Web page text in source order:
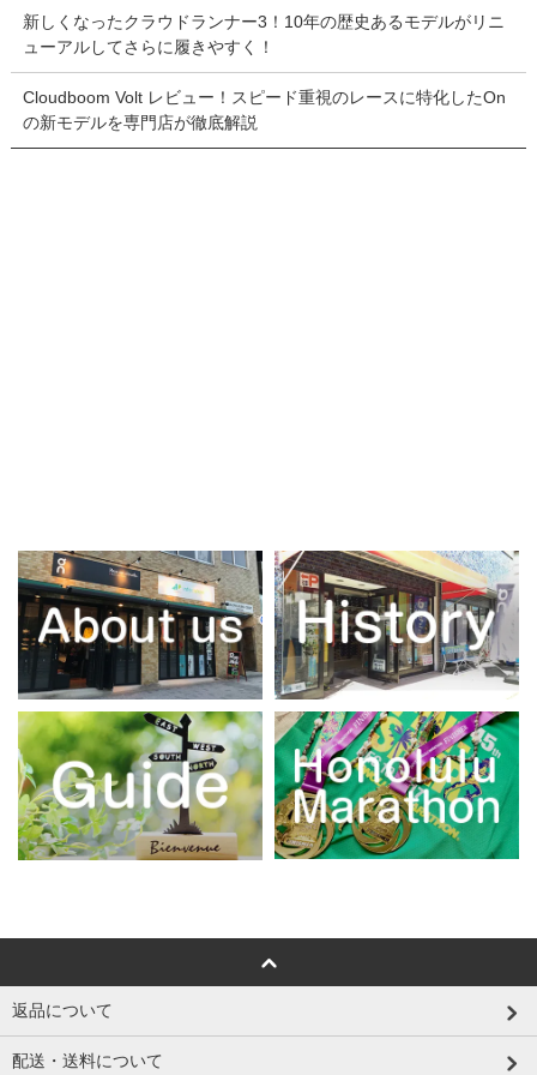
新しくなったクラウドランナー3！10年の歴史あるモデルがリニ
ューアルしてさらに履きやすく！
Cloudboom Volt レビュー！スピード重視のレースに特化したOn
の新モデルを専門店が徹底解説
返品について
配送・送料について